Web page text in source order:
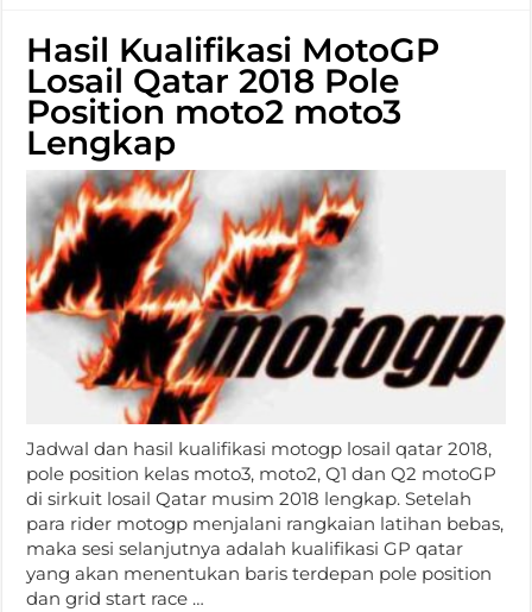
Hasil Kualifikasi MotoGP
Losail Qatar 2018 Pole
Position moto2 moto3
Lengkap
Jadwal dan hasil kualifikasi motogp losail qatar 2018,
pole position kelas moto3, moto2, Q1 dan Q2 motoGP
di sirkuit losail Qatar musim 2018 lengkap. Setelah
para rider motogp menjalani rangkaian latihan bebas,
maka sesi selanjutnya adalah kualifikasi GP qatar
yang akan menentukan baris terdepan pole position
dan grid start race …